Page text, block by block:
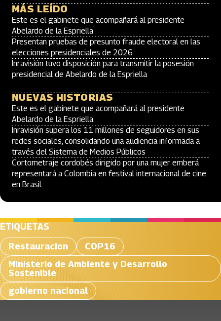
MÁS LEÍDO
Este es el gabinete que acompañará al presidente
Abelardo de la Espriella
Presentan pruebas de presunto fraude electoral en las
elecciones presidenciales de 2026
Inravisión tuvo disposición para transmitir la posesión
presidencial de Abelardo de la Espriella
NUEVAS HISTORIAS
Este es el gabinete que acompañará al presidente
Abelardo de la Espriella
Inravisión supera los 11 millones de seguidores en sus
redes sociales, consolidando una audiencia informada a
través del Sistema de Medios Públicos
Cortometraje cordobés dirigido por una mujer emberá
representará a Colombia en festival internacional de cine
en Brasil
ETIQUETAS
Restauracion
COP16
Ministerio de Ambiente y Desarrollo
Sostenible
gobierno nacional